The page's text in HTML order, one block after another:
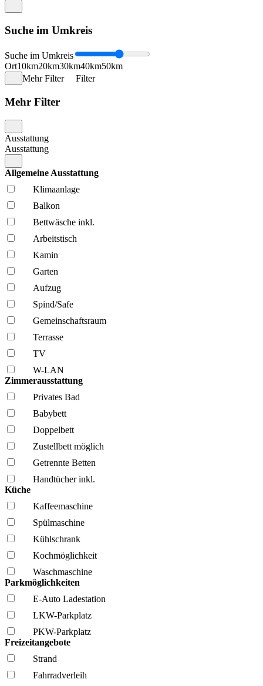
Suche im Umkreis
Suche im Umkreis
Ort10km20km30km40km50km
Mehr Filter
Filter
Mehr Filter
Ausstattung
Ausstattung
Allgemeine Ausstattung
Klima­anlage
Balkon
Bettwäsche inkl.
Arbeitstisch
Kamin
Garten
Aufzug
Spind/Safe
Gemeinschafts­raum
Terrasse
TV
W-LAN
Zimmerausstattung
Privates Bad
Babybett
Doppelbett
Zustellbett möglich
Getrennte Betten
Handtücher inkl.
Küche
Kaffee­maschine
Spül­maschine
Kühl­schrank
Kochmöglich­keit
Wasch­maschine
Parkmöglichkeiten
E-Auto Ladestation
LKW-Parkplatz
PKW-Parkplatz
Freizeitangebote
Strand
Fahrrad­verleih